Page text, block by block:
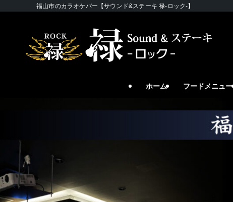
福山市のカラオケバー【サウンド&ステーキ 禄-ロック-】
ホーム フードメニュー